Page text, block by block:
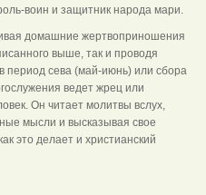
воин и защитник народа мари.
домашние жертвоприношения
выше, так и проводя
период сева (май-июнь) или сбора
ведет жрец или
Он читает молитвы вслух,
мысли и высказывая свое
это делает и христианский